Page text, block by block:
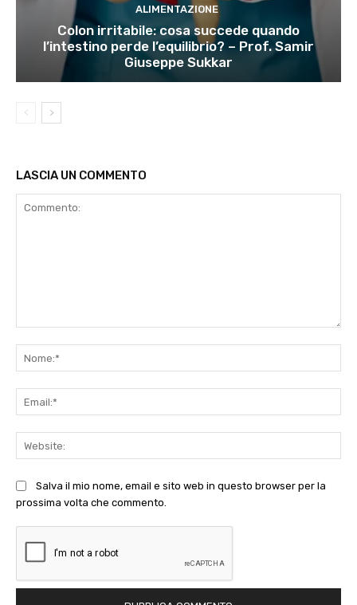
ALIMENTAZIONE
Colon irritabile: cosa succede quando
l’intestino perde l’equilibrio? – Prof. Samir
Giuseppe Sukkar
LASCIA UN COMMENTO
Salva il mio nome, email e sito web in questo browser per la
prossima volta che commento.